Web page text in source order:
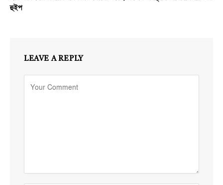
হুইপ
LEAVE A REPLY